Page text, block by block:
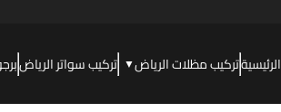
الرئيسيةتركيب مظلات الرياض▼ تركيب سواتر الرياض